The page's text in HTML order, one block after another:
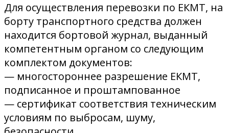
Для осуществления перевозки по ЕКМТ, на
борту транспортного средства должен
находится бортовой журнал, выданный
компетентным органом со следующим
комплектом документов:
— многостороннее разрешение ЕКМТ,
подписанное и проштампованное
— сертификат соответствия техническим
условиям по выбросам, шуму,